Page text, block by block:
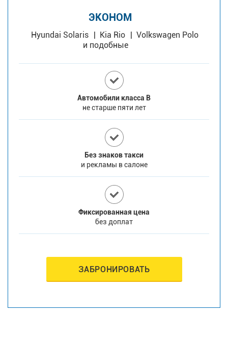
ЭКОНОМ
Hyundai Solaris Kia Rio
Volkswagen Polo
и подобные
Автомобили класса В
не старше пяти лет
Без знаков такси
и рекламы в салоне
Фиксированная цена
без доплат
ЗАБРОНИРОВАТЬ